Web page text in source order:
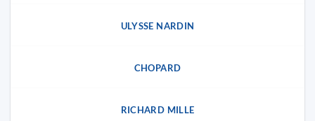
ULYSSE NARDIN
CHOPARD
RICHARD MILLE